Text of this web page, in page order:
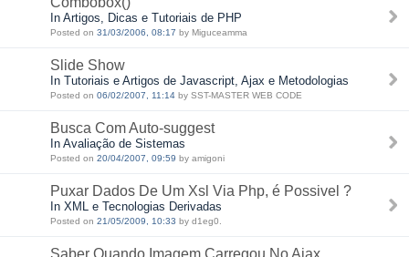
In Artigos, Dicas e Tutoriais de PHP
Posted on 31/03/2006, 08:17 by Miguceamma
Slide Show
In Tutoriais e Artigos de Javascript, Ajax e Metodologias
Posted on 06/02/2007, 11:14 by SST-MASTER WEB CODE
Busca Com Auto-suggest
In Avaliação de Sistemas
Posted on 20/04/2007, 09:59 by amigoni
Puxar Dados De Um Xsl Via Php, é Possivel ?
In XML e Tecnologias Derivadas
Posted on 21/05/2009, 10:33 by d1eg0.
Saber Quando Imagem Carregou No Ajax